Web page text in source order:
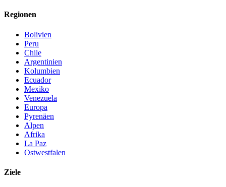
Regionen
Bolivien
Peru
Chile
Argentinien
Kolumbien
Ecuador
Mexiko
Venezuela
Europa
Pyrenäen
Alpen
Afrika
La Paz
Ostwestfalen
Ziele